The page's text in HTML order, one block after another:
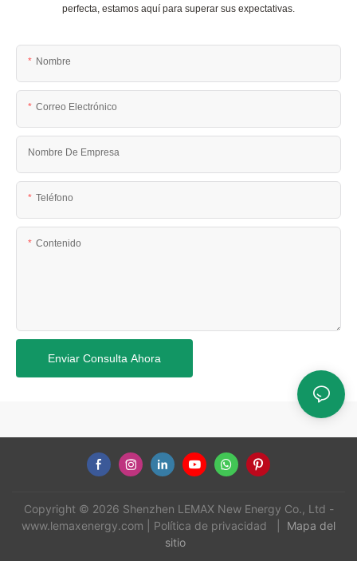
perfecta, estamos aquí para superar sus expectativas.
Nombre
Correo Electrónico
Nombre De Empresa
Teléfono
Contenido
Enviar Consulta Ahora
Copyright © 2026 Shenzhen LEMAX New Energy Co., Ltd -
www.lemaxenergy.com
Política de privacidad
Mapa del
sitio